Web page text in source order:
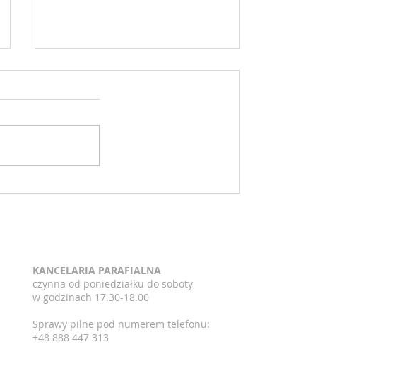
KANCELARIA PARAFIALNA
czynna od poniedziałku do soboty
w godzinach 17.30-18.00
Sprawy pilne pod numerem telefonu:
+48 888 447 313